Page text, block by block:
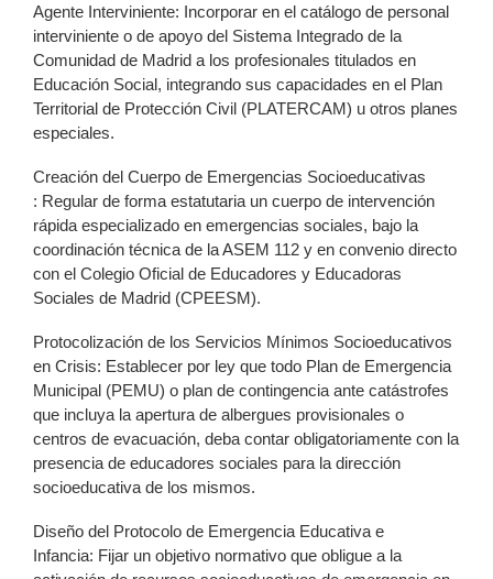
Agente Interviniente: Incorporar en el catálogo de personal
interviniente o de apoyo del Sistema Integrado de la
Comunidad de Madrid a los profesionales titulados en
Educación Social, integrando sus capacidades en el Plan
Territorial de Protección Civil (PLATERCAM) u otros planes
especiales.
Creación del Cuerpo de Emergencias Socioeducativas
: Regular de forma estatutaria un cuerpo de intervención
rápida especializado en emergencias sociales, bajo la
coordinación técnica de la ASEM 112 y en convenio directo
con el Colegio Oficial de Educadores y Educadoras
Sociales de Madrid (CPEESM).
Protocolización de los Servicios Mínimos Socioeducativos
en Crisis: Establecer por ley que todo Plan de Emergencia
Municipal (PEMU) o plan de contingencia ante catástrofes
que incluya la apertura de albergues provisionales o
centros de evacuación, deba contar obligatoriamente con la
presencia de educadores sociales para la dirección
socioeducativa de los mismos.
Diseño del Protocolo de Emergencia Educativa e
Infancia: Fijar un objetivo normativo que obligue a la